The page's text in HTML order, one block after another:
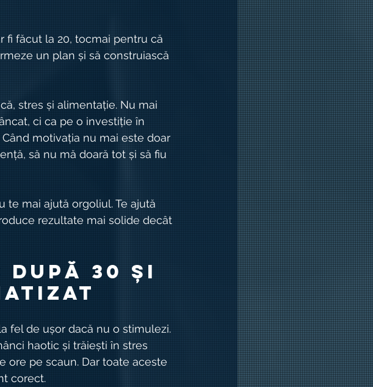
fi făcut la 20, tocmai pentru că
un plan și să construiască
stres și alimentație. Nu mai
ci ca pe o investiție în
motivația nu mai este doar
să nu mă doară tot și să fiu
te mai ajută orgoliul. Te ajută
rezultate mai solide decât
30 și
fel de ușor dacă nu o stimulezi.
haotic și trăiești în stres
ore pe scaun. Dar toate aceste
corect.